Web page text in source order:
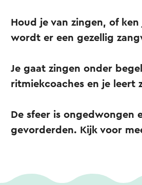
Houd je van zingen, of
wordt er een gezellig
Je gaat zingen onder
ritmiekcoaches en je leert
De sfeer is ongedwongen
gevorderden. Kijk voor